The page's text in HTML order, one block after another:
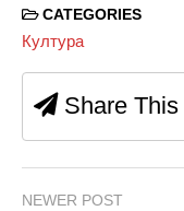
CATEGORIES
Култура
Share This
NEWER POST